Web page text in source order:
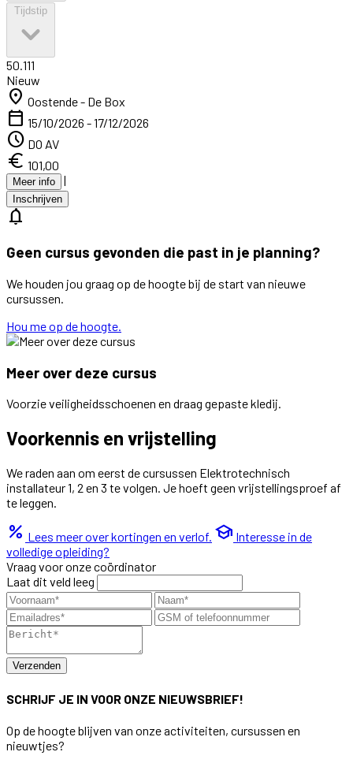
Tijdstip
50.111
Nieuw
location_on Oostende - De Box
calendar_today 15/10/2026 - 17/12/2026
schedule DO AV
euro 101,00
Meer info |
Inschrijven
notifications
Geen cursus gevonden die past in je planning?
We houden jou graag op de hoogte bij de start van nieuwe
cursussen.
Hou me op de hoogte.
Meer over deze cursus
Voorzie veiligheidsschoenen en draag gepaste kledij.
Voorkennis en vrijstelling
We raden aan om eerst de cursussen Elektrotechnisch
installateur 1, 2 en 3 te volgen. Je hoeft geen vrijstellingsproef af
te leggen.
percent Lees meer over kortingen en verlof. school Interesse in de
volledige opleiding?
Vraag voor onze coördinator
Laat dit veld leeg
Verzenden
SCHRIJF JE IN VOOR ONZE NIEUWSBRIEF!
Op de hoogte blijven van onze activiteiten, cursussen en
nieuwtjes?